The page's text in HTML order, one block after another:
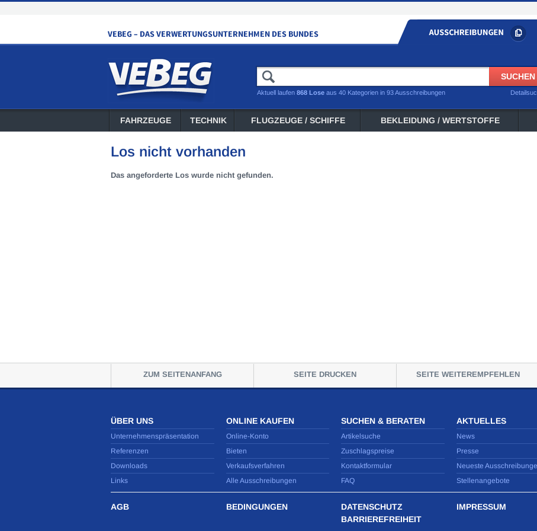
Aktuell laufen 868 Lose aus 40 Kategorien in 93 Ausschreibungen
FAHRZEUGE TECHNIK FLUGZEUGE / SCHIFFE BEKLEIDUNG / WERTSTOFFE
Los nicht vorhanden
Das angeforderte Los wurde nicht gefunden.
ZUM SEITENANFANG SEITE DRUCKEN SEITE WEITEREMPFEHLEN
ÜBER UNS
Unternehmenspräsentation
Referenzen
Downloads
Links
ONLINE KAUFEN
Online-Konto
Bieten
Verkaufsverfahren
Alle Ausschreibungen
SUCHEN & BERATEN
Artikelsuche
Zuschlagspreise
Kontaktformular
FAQ
AKTUELLES
News
Presse
Neueste
Stellenangebote
AGB BEDINGUNGEN
DATENSCHUTZ
BARRIEREFREIHEIT
IMPRESSUM